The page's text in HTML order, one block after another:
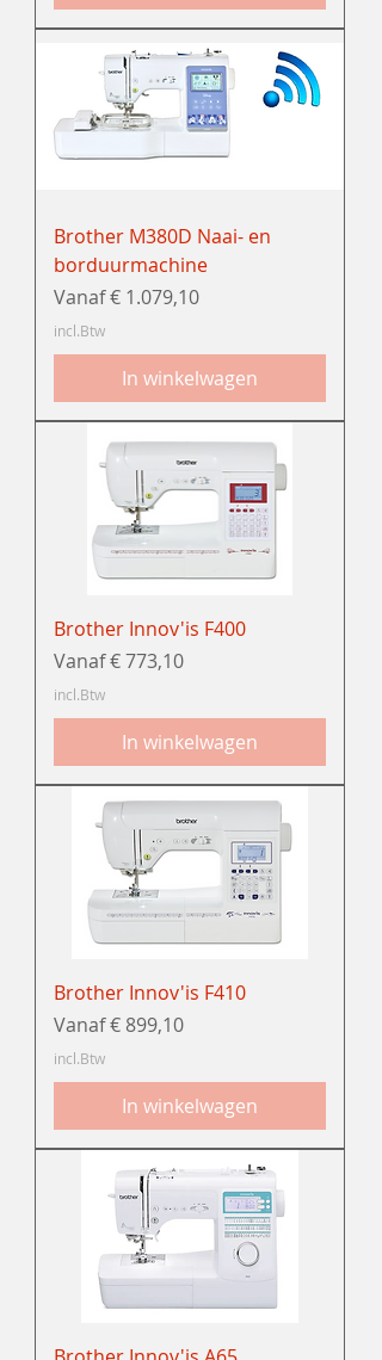
Brother M380D Naai- en
borduurmachine
Vanaf€ 1.079,10
Verkoopprijs
incl.Btw
In winkelwagen
Brother Innov'is F400
Vanaf€ 773,10
Verkoopprijs
incl.Btw
In winkelwagen
Brother Innov'is F410
Vanaf€ 899,10
Verkoopprijs
incl.Btw
In winkelwagen